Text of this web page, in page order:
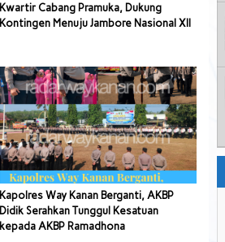
Kwartir Cabang Pramuka, Dukung
Kontingen Menuju Jambore Nasional XII
Kapolres Way Kanan Berganti, AKBP
Didik Serahkan Tunggul Kesatuan
kepada AKBP Ramadhona